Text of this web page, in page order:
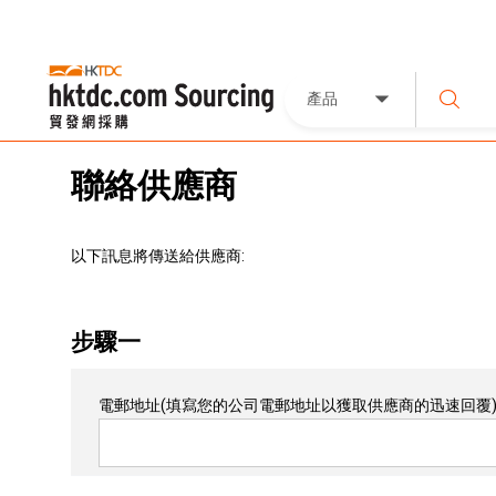
產品
聯絡供應商
以下訊息將傳送給供應商:
步驟一
電郵地址(填寫您的公司電郵地址以獲取供應商的迅速回覆)